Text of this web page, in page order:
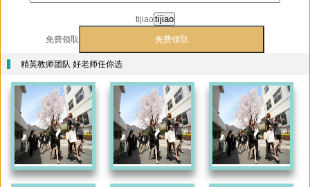
tijiao tijiao
免费领取
精英教师团队 好老师任你选